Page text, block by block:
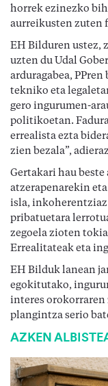
horrek ezinezko
aurreikusten zuten
EH Bilduren ustez,
uzten du Udal
arduragabea,
tekniko eta
gero ingurumen-
politikoetan.
errealista ezta
zien bezala”,
Gertakari hau
atzerapenarekin
isla,
pribatuetara
zegoela zioten
Errealitateak eta
EH Bilduk lanean
egokitutako,
interes
plangintza serio
AZKEN